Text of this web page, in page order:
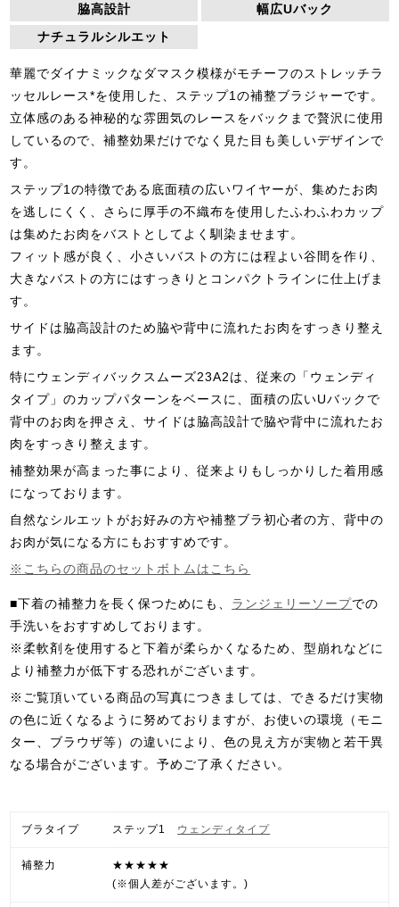
脇高設計
幅広Uバック
ナチュラルシルエット
華麗でダイナミックなダマスク模様がモチーフのストレッチラ
ッセルレース*を使用した、ステップ1の補整ブラジャーです。
立体感のある神秘的な雰囲気のレースをバックまで贅沢に使用
しているので、補整効果だけでなく見た目も美しいデザインで
す。
ステップ1の特徴である底面積の広いワイヤーが、集めたお肉
を逃しにくく、さらに厚手の不織布を使用したふわふわカップ
は集めたお肉をバストとしてよく馴染ませます。
フィット感が良く、小さいバストの方には程よい谷間を作り、
大きなバストの方にはすっきりとコンパクトラインに仕上げま
す。
サイドは脇高設計のため脇や背中に流れたお肉をすっきり整え
ます。
特にウェンディバックスムーズ23A2は、従来の「ウェンディ
タイプ」のカップパターンをベースに、面積の広いUバックで
背中のお肉を押さえ、サイドは脇高設計で脇や背中に流れたお
肉をすっきり整えます。
補整効果が高まった事により、従来よりもしっかりした着用感
になっております。
自然なシルエットがお好みの方や補整ブラ初心者の方、背中の
お肉が気になる方にもおすすめです。
※こちらの商品のセットボトムはこちら
■下着の補整力を長く保つためにも、 ランジェリーソープでの
手洗いをおすすめしております。
※柔軟剤を使用すると下着が柔らかくなるため、型崩れなどに
より補整力が低下する恐れがございます。
※ご覧頂いている商品の写真につきましては、できるだけ実物
の色に近くなるように努めておりますが、お使いの環境（モニ
ター、ブラウザ等）の違いにより、色の見え方が実物と若干異
なる場合がございます。予めご了承ください。
ブラタイプ ステップ1 ウェンディタイプ
補整力
★★★★★
(※個人差がございます。)